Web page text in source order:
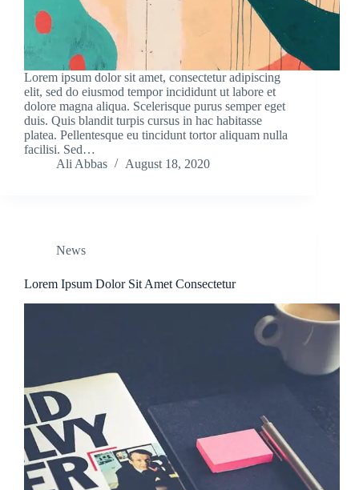
Lorem ipsum dolor sit amet, consectetur adipiscing
elit, sed do eiusmod tempor incididunt ut labore et
dolore magna aliqua. Scelerisque purus semper eget
duis. Quis blandit turpis cursus in hac habitasse
platea. Pellentesque eu tincidunt tortor aliquam nulla
facilisi. Sed…
Ali Abbas
August 18, 2020
News
Lorem Ipsum Dolor Sit Amet Consectetur